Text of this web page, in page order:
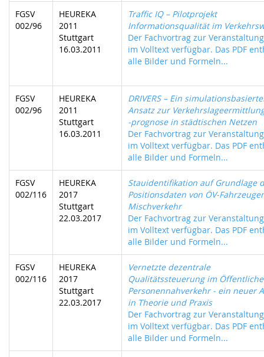
FGSV
002/96
HEUREKA
2011
Stuttgart
16.03.2011
Traffic IQ – Pilotprojekt
Informationsqualität im
Der Fachvortrag zur
im Volltext verfügbar. Das PDF
alle Bilder und Formeln...
FGSV
002/96
HEUREKA
2011
Stuttgart
16.03.2011
DRIVERS – Ein
Ansatz zur
-prognose in städtischen Netzen
Der Fachvortrag zur
im Volltext verfügbar. Das PDF
alle Bilder und Formeln...
FGSV
002/116
HEUREKA
2017
Stuttgart
22.03.2017
Stauidentifikation auf Grundlage
Positionsdaten von ÖV-
Mischverkehr
Der Fachvortrag zur
im Volltext verfügbar. Das PDF
alle Bilder und Formeln...
FGSV
002/116
HEUREKA
2017
Stuttgart
22.03.2017
Vernetzte dezentrale
Qualitätssteuerung im
Personennahverkehr - ein neuer
in Theorie und Praxis
Der Fachvortrag zur
im Volltext verfügbar. Das PDF
alle Bilder und Formeln...